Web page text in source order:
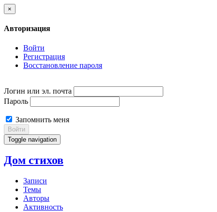
×
Авторизация
Войти
Регистрация
Восстановление пароля
Логин или эл. почта
Пароль
Запомнить меня
Войти
Toggle navigation
Дом стихов
Записи
Темы
Авторы
Активность